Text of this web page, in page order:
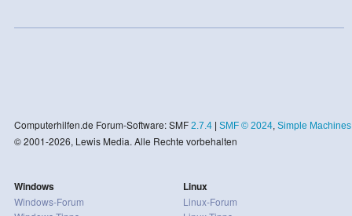
Computerhilfen.de Forum-Software: SMF 2.7.4| SMF © 2024, Simple Machines
© 2001-2026, Lewis Media. Alle Rechte vorbehalten
Windows
Windows-Forum
Linux
Linux-Forum